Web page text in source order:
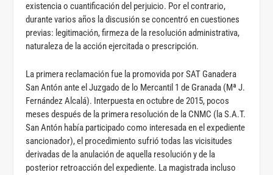
existencia o cuantificación del perjuicio. Por el contrario,
durante varios años la discusión se concentró en cuestiones
previas: legitimación, firmeza de la resolución administrativa,
naturaleza de la acción ejercitada o prescripción.
La primera reclamación fue la promovida por SAT Ganadera
San Antón ante el Juzgado de lo Mercantil 1 de Granada (Mª J.
Fernández Alcalá). Interpuesta en octubre de 2015, pocos
meses después de la primera resolución de la CNMC (la S.A.T.
San Antón había participado como interesada en el expediente
sancionador), el procedimiento sufrió todas las vicisitudes
derivadas de la anulación de aquella resolución y de la
posterior retroacción del expediente. La magistrada incluso